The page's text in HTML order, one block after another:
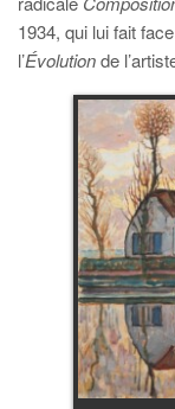
1934, qui lui fait
l’Évolutionde